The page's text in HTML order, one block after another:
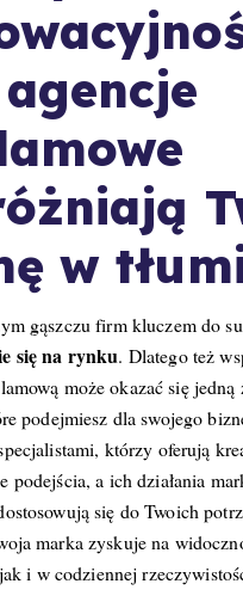
w
gąszczu firm kluczem do
się na rynku. Dlatego też
może okazać się jedną
podejmiesz dla swojego
którzy oferują
podejścia, a ich działania
się do Twoich
marka zyskuje na
i w codziennej